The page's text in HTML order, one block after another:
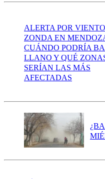
ALERTA POR VIENTO
ZONDA EN
CUÁNDO PODRÍA
LLANO Y QUÉ
SERÍAN LAS MÁS
AFECTADAS